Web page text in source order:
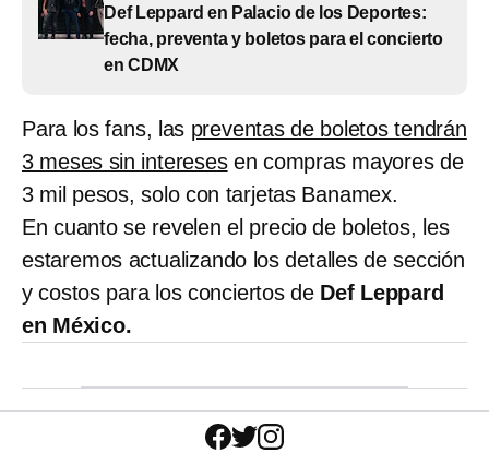
Def Leppard en Palacio de los Deportes:
fecha, preventa y boletos para el concierto
en CDMX
Para los fans, las preventas de boletos tendrán
3 meses sin interesesen compras mayores de
3 mil pesos, solo con tarjetas Banamex.
En cuanto se revelen el precio de boletos, les
estaremos actualizando los detalles de sección
y costos para los conciertos deDef Leppard
en México.